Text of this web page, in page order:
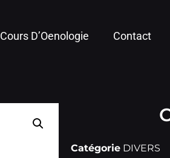
Cours D’Oenologie Contact
Catégorie DIVERS